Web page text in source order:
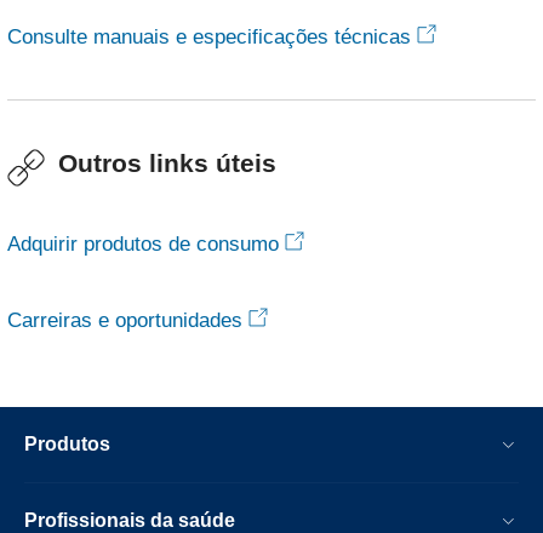
Consulte manuais e especificações técnicas
Outros links úteis
Adquirir produtos de consumo
Carreiras e oportunidades
Produtos
Profissionais da saúde